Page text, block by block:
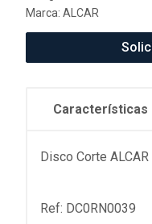
Marca: ALCAR
Características
Disco Corte
Ref: DC0RN0039